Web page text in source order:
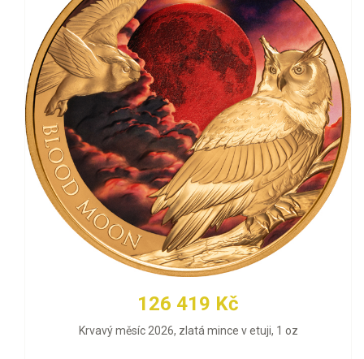
126 419 Kč
Krvavý měsíc 2026, zlatá mince v etuji, 1 oz